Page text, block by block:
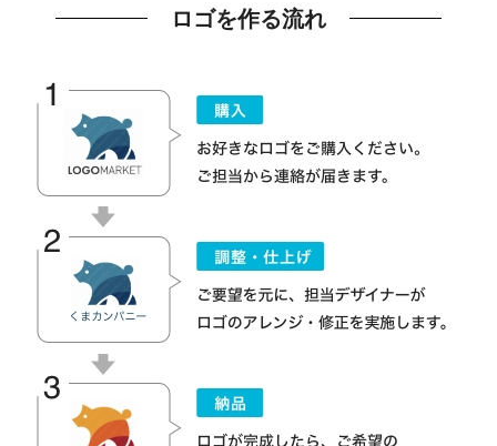
ロゴを作る流れ